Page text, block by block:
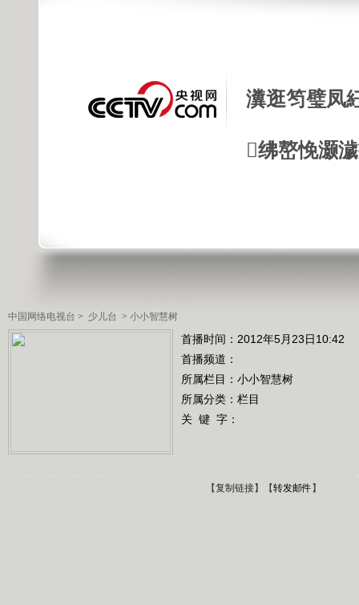
瀵逛笉璧凤
绋嶅悗灏
中国网络电视台 > 少儿台 > 小小智慧树
首播时间：2012年5月23日10:42
首播频道：
所属栏目： 小小智慧树
所属分类：栏目
关 键 字：
【复制链接】【转发邮件】